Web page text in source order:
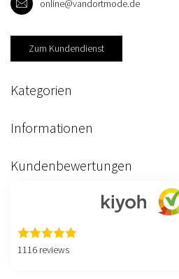
online@vandortmode.de
Zum Kundendienst
Kategorien
Informationen
Kundenbewertungen
1116 reviews